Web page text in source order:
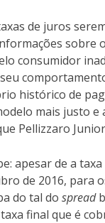
de juros
consumidor
histórico de
mais justo
Pellizzaro
apesar de a
de 2016, para
do tal do spread
final que é